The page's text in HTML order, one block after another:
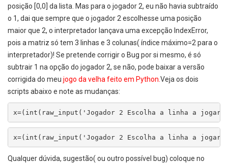
posição [0,0] da lista. Mas para o jogador 2, eu não havia subtraído
o 1, dai que sempre que o jogador 2 escolhesse uma posição
maior que 2, o interpretador lançava uma excepção IndexError,
pois a matriz só tem 3 linhas e 3 colunas( índice máximo=2 para o
interpretador)! Se pretende corrigir o Bug por si mesmo, é só
subtrair 1 na opção do jogador 2, se não, pode baixar a versão
corrigida do meu jogo da velha feito em Python. Veja os dois
scripts abaixo e note as mudanças:
x=(int(raw_input('Jogador 2 Escolha a linha a
x=(int(raw_input('Jogador 2 Escolha a linha a
Qualquer dúvida, sugestão( ou outro possível bug) coloque no